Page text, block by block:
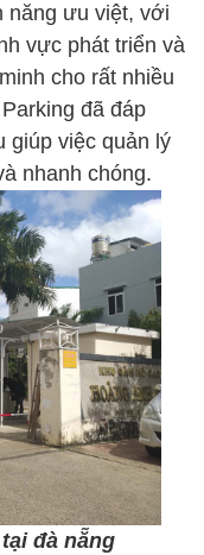
năng ưu việt, với
vực phát triển và
cho rất nhiều
đã đáp
giúp việc quản lý
nhanh chóng.
đà nẵng